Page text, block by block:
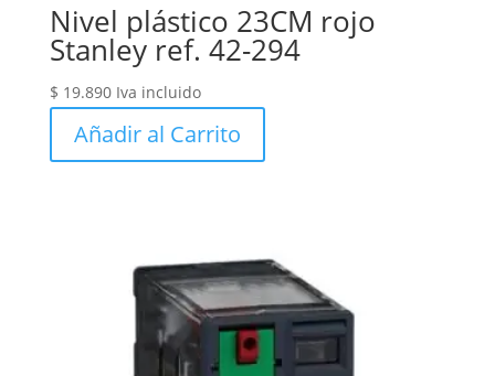
Nivel plástico 23CM rojo
Stanley ref. 42-294
$ 19.890 Iva incluido
Añadir al Carrito